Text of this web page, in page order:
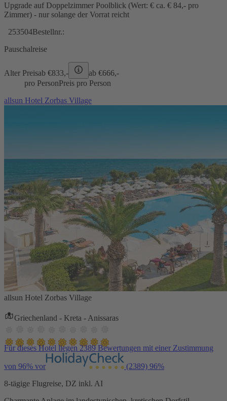
Upgrade auf Doppelzimmer Poolblick (Wert: € ca. € 84,- pro
Zimmer) - nur solange der Vorrat reicht
253504Bestellnr.:
Pauschalreise
Alter Preisab €833,- ab €666,-
pro PersonPreis pro Person
allsun Hotel Zorbas Village
allsun Hotel Zorbas Village
Griechenland - Kreta - Anissaras
Für dieses Hotel liegen 2389 Bewertungen mit einer Zustimmung
von 96% vor (2389) 96%
8-tägige Flugreise, DZ inkl. AI